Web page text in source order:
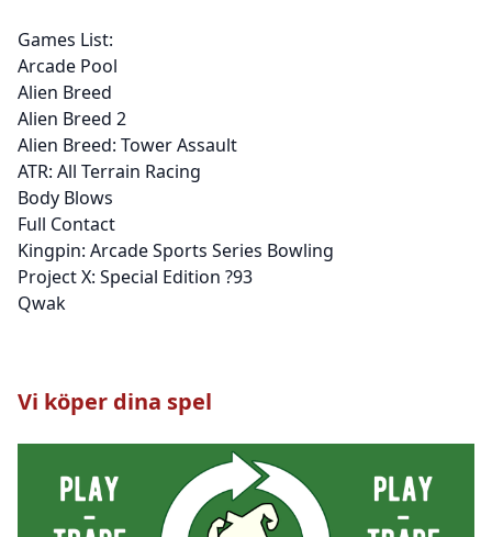
Games List:
Arcade Pool
Alien Breed
Alien Breed 2
Alien Breed: Tower Assault
ATR: All Terrain Racing
Body Blows
Full Contact
Kingpin: Arcade Sports Series Bowling
Project X: Special Edition ?93
Qwak
Vi köper dina spel